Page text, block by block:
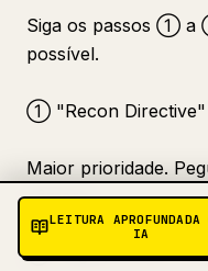
Siga os passos ① a
possível.
① "Recon Directive"
Maior prioridade.
câmera.
② Jogar/Evoluir
LEITURA APROFUNDADA
IA